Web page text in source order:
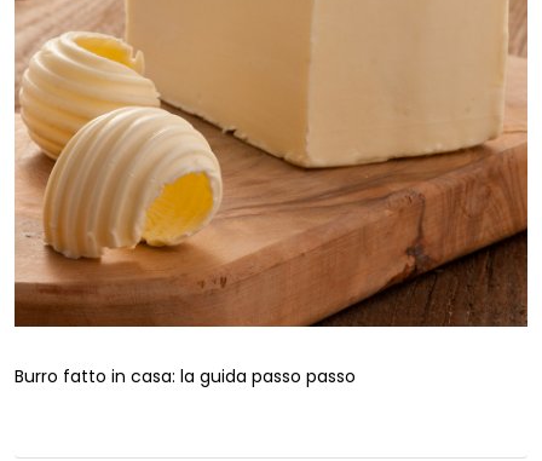
Burro fatto in casa: la guida passo passo